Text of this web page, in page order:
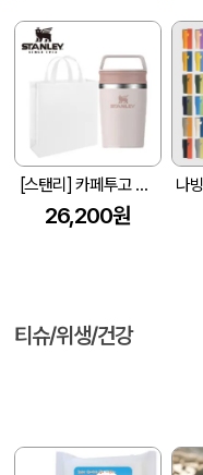
[스탠리] 카페투고 트래블머그 236ml+부직포가방
26,200원
티슈/위생/건강